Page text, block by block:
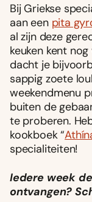
Bij Griekse
aan een pita
al zijn deze
keuken kent
dacht je
sappig zoete
weekendmenu
buiten de
te proberen.
kookboek “
specialiteiten!
Iedere week
ontvangen?